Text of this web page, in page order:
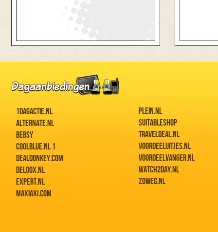
1DAGACTIE.NL
ALTERNATE.NL
BEBSY
COOLBLUE.NL 1
DEALDONKEY.COM
DELOOX.NL
EXPERT.NL
MAXIAXI.COM
PLEIN.NL
SUITABLESHOP
TRAVELDEAL.NL
VOORDEELUITJES.NL
VOORDEELVANGER.NL
WATCH2DAY.NL
ZOWEG.NL